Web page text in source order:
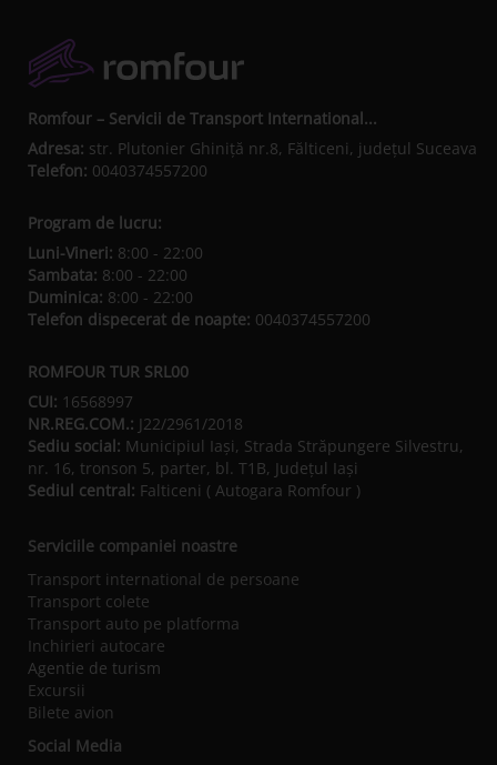
Romfour – Servicii de Transport International...
Adresa: str. Plutonier Ghiniţă nr.8, Fălticeni, judeţul Suceava
Telefon: 0040374557200
Program de lucru:
Luni-Vineri: 8:00 - 22:00
Sambata: 8:00 - 22:00
Duminica: 8:00 - 22:00
Telefon dispecerat de noapte: 0040374557200
ROMFOUR TUR SRL00
CUI: 16568997
NR.REG.COM.: J22/2961/2018
Sediu social: Municipiul Iaşi, Strada Străpungere Silvestru,
nr. 16, tronson 5, parter, bl. T1B, Județul Iaşi
Sediul central: Falticeni ( Autogara Romfour )
Serviciile companiei noastre
Transport international de persoane
Transport colete
Transport auto pe platforma
Inchirieri autocare
Agentie de turism
Excursii
Bilete avion
Social Media